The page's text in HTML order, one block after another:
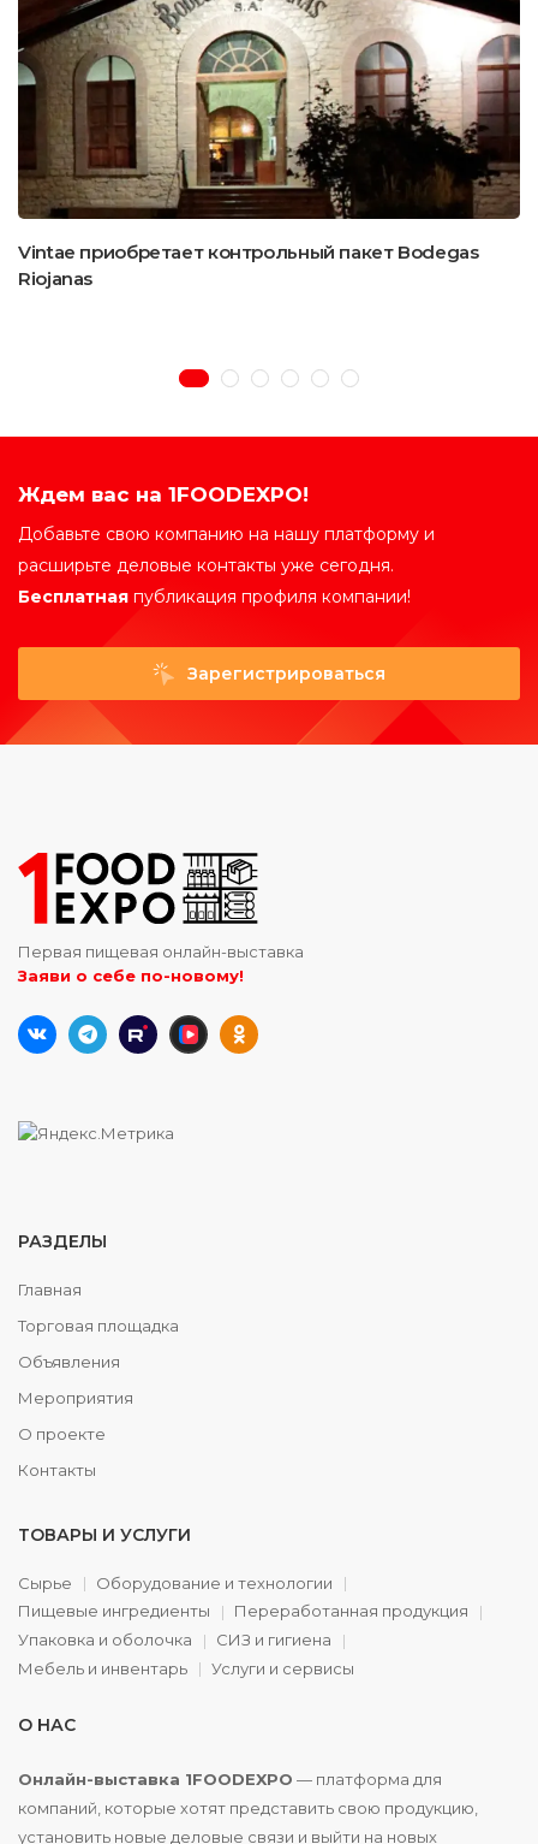
Vintae приобретает контрольный пакет Bodegas
Riojanas
Ждем вас на 1FOODEXPO!
Добавьте свою компанию на нашу платформу и
расширьте деловые контакты уже сегодня.
Бесплатная публикация профиля компании!
Зарегистрироваться
Первая пищевая онлайн-выставка
Заяви о себе по-новому!
РАЗДЕЛЫ
Главная
Торговая площадка
Объявления
Мероприятия
О проекте
Контакты
ТОВАРЫ И УСЛУГИ
Сырье
Оборудование и технологии
Пищевые ингредиенты
Переработанная продукция
Упаковка и оболочка
СИЗ и гигиена
Мебель и инвентарь
Услуги и сервисы
О НАС
Онлайн-выставка 1FOODEXPO — платформа для
компаний, которые хотят представить свою продукцию,
установить новые деловые связи и выйти на новых